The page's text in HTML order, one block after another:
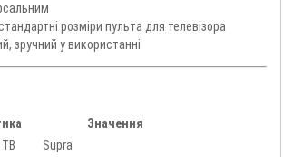
розміри пульта для телевізора
зручний у використанні
Значення
ТВ
Supra